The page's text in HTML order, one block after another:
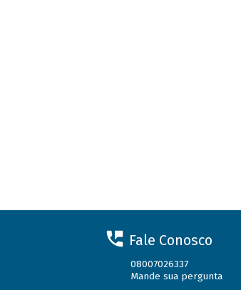
Fale Conosco
08007026337
Mande sua pergunta